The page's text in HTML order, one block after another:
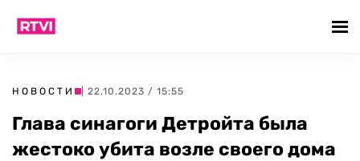
НОВОСТИ | 22.10.2023 / 15:55
Глава синагоги Детройта была
жестоко убита возле своего дома